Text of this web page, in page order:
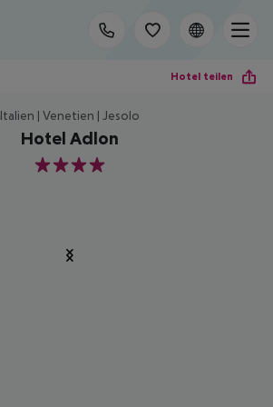
Hotel teilen
Italien | Venetien | Jesolo
Hotel Adlon
4